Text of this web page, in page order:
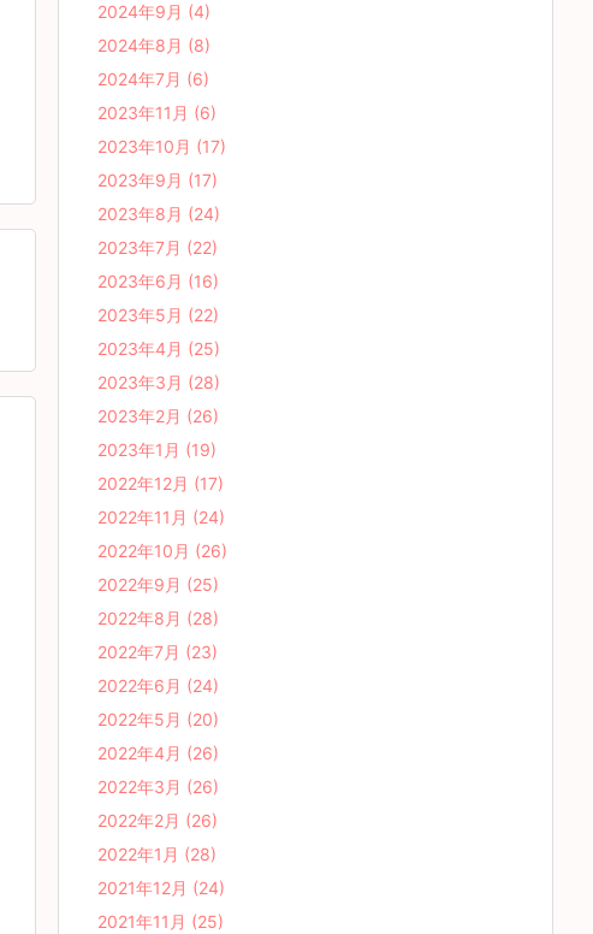
2024年9月 (4)
2024年8月 (8)
2024年7月 (6)
2023年11月 (6)
2023年10月 (17)
2023年9月 (17)
2023年8月 (24)
2023年7月 (22)
2023年6月 (16)
2023年5月 (22)
2023年4月 (25)
2023年3月 (28)
2023年2月 (26)
2023年1月 (19)
2022年12月 (17)
2022年11月 (24)
2022年10月 (26)
2022年9月 (25)
2022年8月 (28)
2022年7月 (23)
2022年6月 (24)
2022年5月 (20)
2022年4月 (26)
2022年3月 (26)
2022年2月 (26)
2022年1月 (28)
2021年12月 (24)
2021年11月 (25)